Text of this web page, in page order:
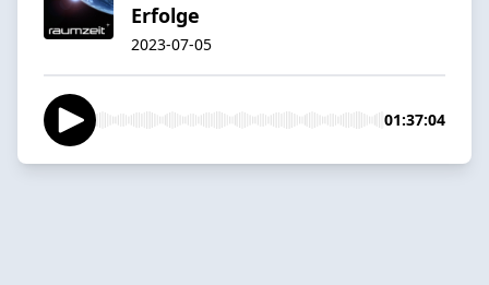
Erfolge
2023-07-05
01:37:04